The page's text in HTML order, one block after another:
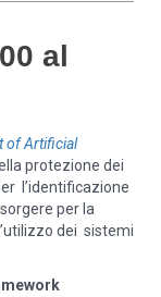
al
of Artificial
protezione dei
l’identificazione
per la
dei sistemi